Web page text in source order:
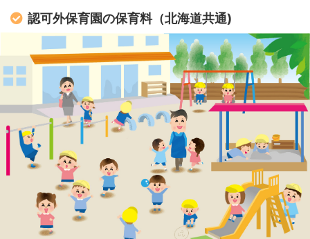
認可外保育園の保育料（北海道共通)